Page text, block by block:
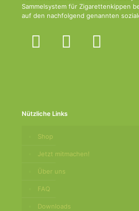
Sammelsystem für Zigarettenkippen
auf den nachfolgend genannten
facebook instagram youtube
Nützliche Links
Shop
Jetzt mitmachen!
Über uns
FAQ
Downloads
Website mitteilen,
erhöhen Sie die
Angebote zu